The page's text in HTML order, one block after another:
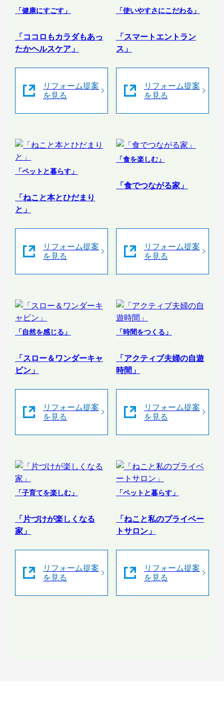
「健康にすごす」
「ココロもカラダもあっ
たかヘルスケア」
リフォーム提案
を見る
「使いやすさにこだわる」
「スマートエントラン
ス」
リフォーム提案
を見る
「ペットと暮らす」
「ねこと本とひだまり
と」
リフォーム提案
を見る
「食を楽しむ」
「食でつながる家」
リフォーム提案
を見る
「自然を感じる」
「スロー＆ワンダーキャ
ビン」
リフォーム提案
を見る
「時間をつくる」
「アクティブ夫婦の自遊
時間」
リフォーム提案
を見る
「子育てを楽しむ」
「片づけが楽しくなる
家」
リフォーム提案
を見る
「ペットと暮らす」
「ねこと私のプライベー
トサロン」
リフォーム提案
を見る